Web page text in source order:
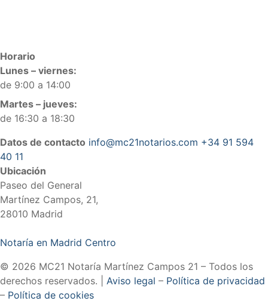
Horario
Lunes – viernes:
de 9:00 a 14:00
Martes – jueves:
de 16:30 a 18:30
Datos de contacto info@mc21notarios.com +34 91 594
40 11
Ubicación
Paseo del General
Martínez Campos, 21,
28010 Madrid
Notaría en Madrid Centro
© 2026 MC21 Notaría Martínez Campos 21 – Todos los
derechos reservados. | Aviso legal – Política de privacidad
– Política de cookies